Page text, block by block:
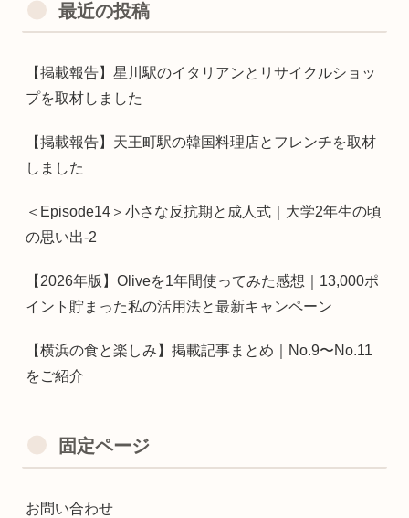
最近の投稿
【掲載報告】星川駅のイタリアンとリサイクルショッ
プを取材しました
【掲載報告】天王町駅の韓国料理店とフレンチを取材
しました
＜Episode14＞小さな反抗期と成人式｜大学2年生の頃
の思い出-2
【2026年版】Oliveを1年間使ってみた感想｜13,000ポ
イント貯まった私の活用法と最新キャンペーン
【横浜の食と楽しみ】掲載記事まとめ｜No.9〜No.11
をご紹介
固定ページ
お問い合わせ